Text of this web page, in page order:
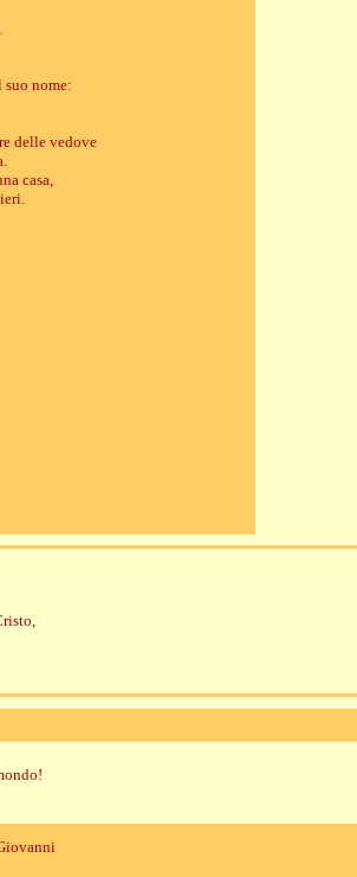
suo nome:
delle vedove
casa,